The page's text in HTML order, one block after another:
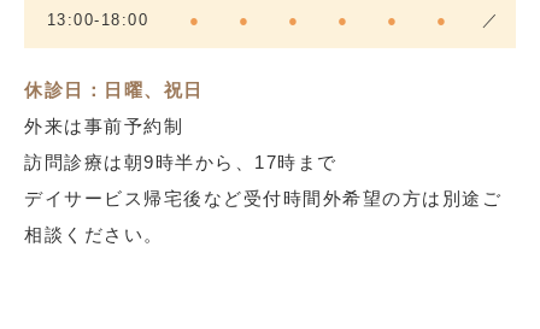
13:00-18:00 ● ● ● ● ● ● ／
休診日：日曜、祝日
外来は事前予約制
訪問診療は朝9時半から、17時まで
デイサービス帰宅後など受付時間外希望の方は別途ご
相談ください。